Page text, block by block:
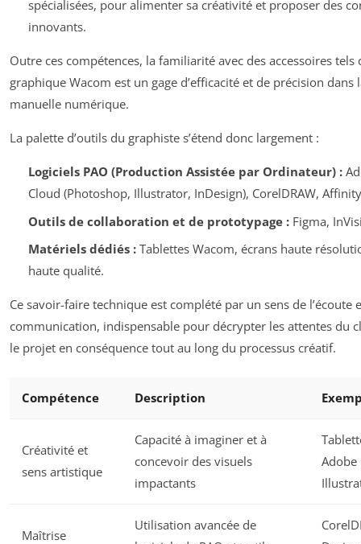
spécialisées, pour alimenter sa créativité et proposer des
innovants.
Outre ces compétences, la familiarité avec des accessoires tels
graphique Wacom est un gage d’efficacité et de précision dans
manuelle numérique.
La palette d’outils du graphiste s’étend donc largement :
Logiciels PAO (Production Assistée par Ordinateur) :
Cloud (Photoshop, Illustrator, InDesign), CorelDRAW,
Outils de collaboration et de prototypage :Figma,
Matériels dédiés :Tablettes Wacom, écrans haute
haute qualité.
Ce savoir-faire technique est complété par un sens de l’écoute
communication, indispensable pour décrypter les attentes du
le projet en conséquence tout au long du processus créatif.
Compétence Description
Créativité et
sens artistique
Capacité à imaginer et à
concevoir des visuels
impactants
Adobe
Maîtrise
Utilisation avancée de